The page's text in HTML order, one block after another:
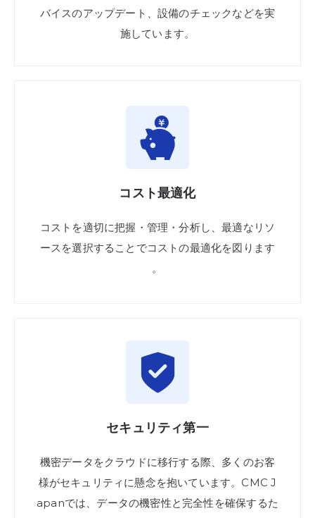
バイスのアップデート、 設備のチェックなどを実
施しています。
コスト最適化
コストを適切に把握 ・管理 ・分析し、最適な リソ
ースを選択する ことでコストの最適化を図ります
。
セキュリティ第一
機密データをクラウドに移行する際、 多くのお客
様がセキュリティに懸念を抱いて います。 CMC J
apanでは、 データの機密性と 完全性を確保するた